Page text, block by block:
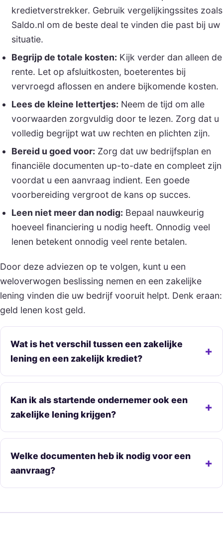
kredietverstrekker. Gebruik vergelijkingssites zoals
Saldo.nl om de beste deal te vinden die past bij uw
situatie.
Begrijp de totale kosten: Kijk verder dan alleen de
rente. Let op afsluitkosten, boeterentes bij
vervroegd aflossen en andere bijkomende kosten.
Lees de kleine lettertjes: Neem de tijd om alle
voorwaarden zorgvuldig door te lezen. Zorg dat u
volledig begrijpt wat uw rechten en plichten zijn.
Bereid u goed voor: Zorg dat uw bedrijfsplan en
financiële documenten up-to-date en compleet zijn
voordat u een aanvraag indient. Een goede
voorbereiding vergroot de kans op succes.
Leen niet meer dan nodig: Bepaal nauwkeurig
hoeveel financiering u nodig heeft. Onnodig veel
lenen betekent onnodig veel rente betalen.
Door deze adviezen op te volgen, kunt u een
weloverwogen beslissing nemen en een zakelijke
lening vinden die uw bedrijf vooruit helpt. Denk eraan:
geld lenen kost geld.
Wat is het verschil tussen een zakelijke
lening en een zakelijk krediet?
Kan ik als startende ondernemer ook een
zakelijke lening krijgen?
Welke documenten heb ik nodig voor een
aanvraag?